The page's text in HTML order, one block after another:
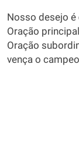
Nosso desejo é
Oração
Oração
vença o